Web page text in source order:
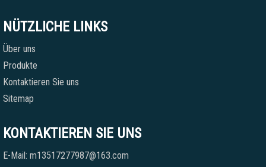
NÜTZLICHE LINKS
Über uns
Produkte
Kontaktieren Sie uns
Sitemap
KONTAKTIEREN SIE UNS
E-Mail: m13517277987@163.com